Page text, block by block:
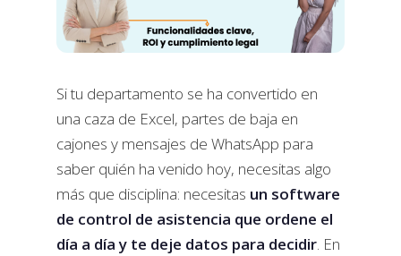
Si tu departamento se ha convertido en
una caza de Excel, partes de baja en
cajones y mensajes de WhatsApp para
saber quién ha venido hoy, necesitas algo
más que disciplina: necesitas un software
de control de asistencia que ordene el
día a día y te deje datos para decidir. En